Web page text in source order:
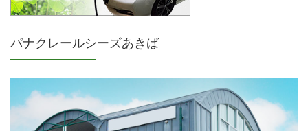
パナクレールシーズあきば